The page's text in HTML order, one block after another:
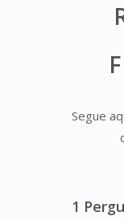
Segue
1